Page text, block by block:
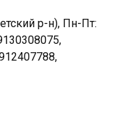
р-н), Пн-Пт: